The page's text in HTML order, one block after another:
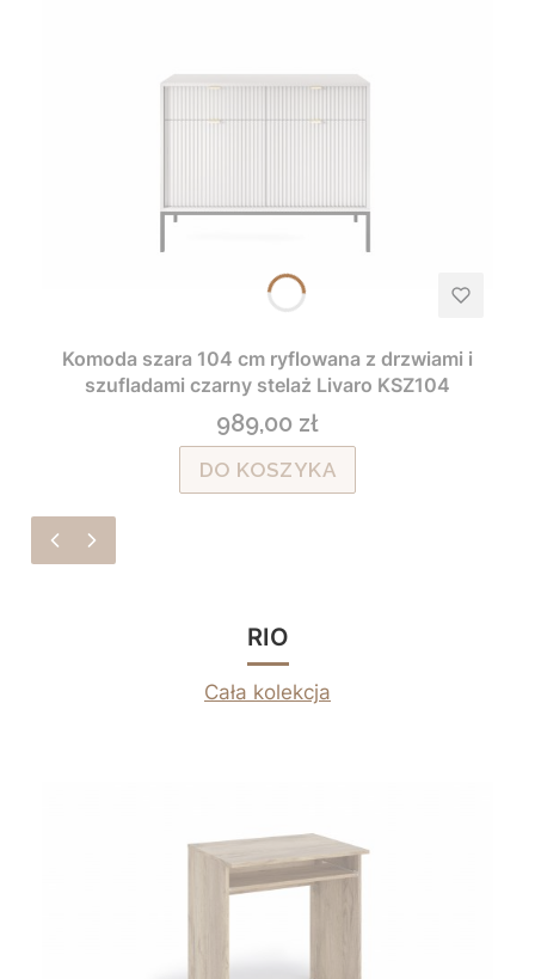
Komoda szara 104 cm ryflowana z drzwiami i
szufladami czarny stelaż Livaro KSZ104
Cena
989,00 zł
DO KOSZYKA
RIO
Cała kolekcja